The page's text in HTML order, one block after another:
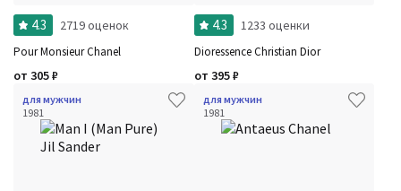
4.3 2719 оценок
Pour Monsieur Chanel
от 305₽
4.3 1233 оценки
Dioressence Christian Dior
от 395₽
для мужчин
1981
для мужчин
1981